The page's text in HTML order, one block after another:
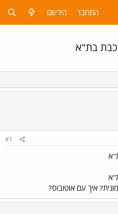
התחבר הירשם
בת"א
#1
איך עם אוטובוס?